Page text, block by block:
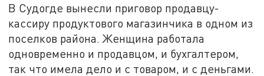
В Судогде вынесли приговор продавцу-
кассиру продуктового магазинчика в одном из
поселков района. Женщина работала
одновременно и продавцом, и бухгалтером,
так что имела дело и с товаром, и с деньгами.